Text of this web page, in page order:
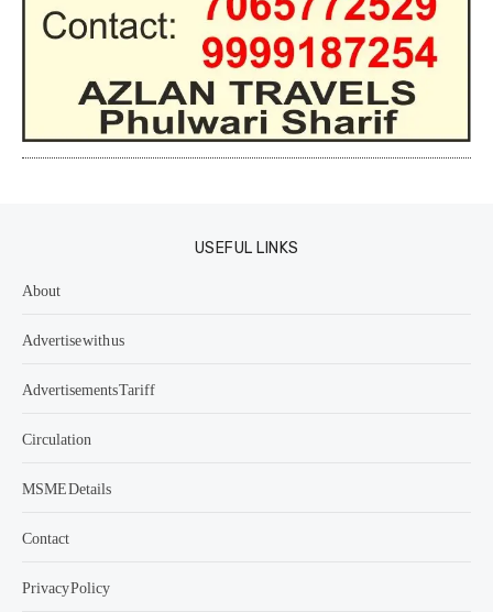
USEFUL LINKS
About
Advertise with us
Advertisements Tariff
Circulation
MSME Details
Contact
Privacy Policy